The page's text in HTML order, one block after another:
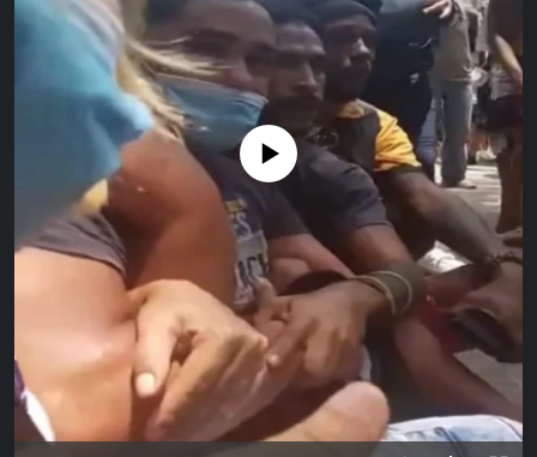
AUDIOVISUALES MARTÍ
RADIO MARTÍ
ESPECIALES
ESPECIALES
LA REALIDAD DE LA VIVIENDA EN CUBA
SER VIEJO EN CUBA
KENTU-CUBANO
LOS SANTOS DE HIALEAH
DESINFORMACIÓN RUSA EN AMÉRICA LATINA
LA INVASIÓN DE RUSIA A UCRANIA
MULTIMEDIA
EDITORIALES
SÍGUENOS
No media source currently available